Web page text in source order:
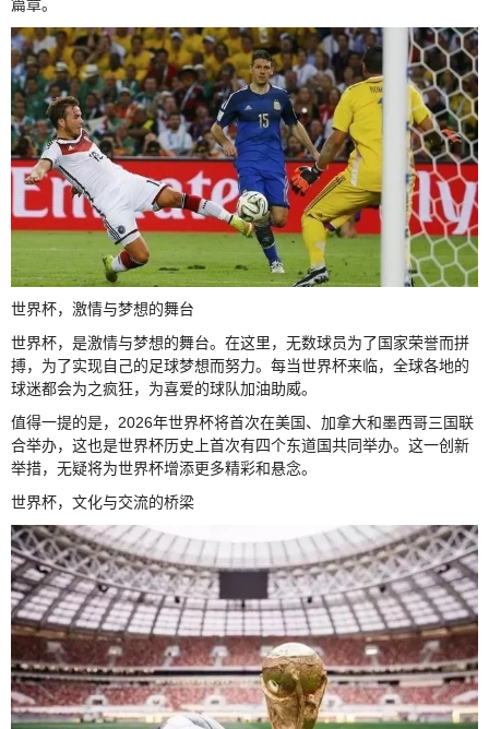
篇章。
世界杯，激情与梦想的舞台
世界杯，是激情与梦想的舞台。在这里，无数球员为了国家荣誉而拼
搏，为了实现自己的足球梦想而努力。每当世界杯来临，全球各地的
球迷都会为之疯狂，为喜爱的球队加油助威。
值得一提的是，2026年世界杯将首次在美国、加拿大和墨西哥三国联
合举办，这也是世界杯历史上首次有四个东道国共同举办。这一创新
举措，无疑将为世界杯增添更多精彩和悬念。
世界杯，文化与交流的桥梁